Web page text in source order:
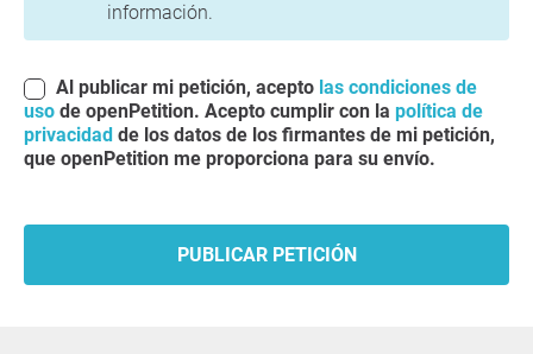
información.
Al publicar mi petición, acepto las condiciones de
uso de openPetition. Acepto cumplir con la política de
privacidad de los datos de los firmantes de mi petición,
que openPetition me proporciona para su envío.
PUBLICAR PETICIÓN